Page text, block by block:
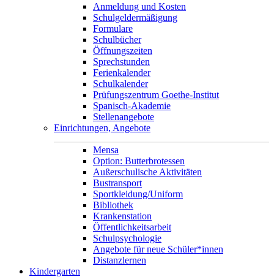
Anmeldung und Kosten
Schulgeldermäßigung
Formulare
Schulbücher
Öffnungszeiten
Sprechstunden
Ferienkalender
Schulkalender
Prüfungszentrum Goethe-Institut
Spanisch-Akademie
Stellenangebote
Einrichtungen, Angebote
Mensa
Option: Butterbrotessen
Außerschulische Aktivitäten
Bustransport
Sportkleidung/Uniform
Bibliothek
Krankenstation
Öffentlichkeitsarbeit
Schulpsychologie
Angebote für neue Schüler*innen
Distanzlernen
Kindergarten